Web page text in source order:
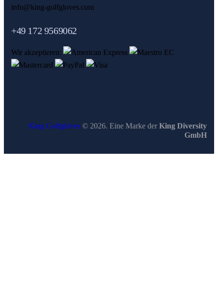
info@king-golfgloves.com
‭+49 172 9569062‬
Wir akzeptieren:
King Golfgloves © 2026. Eine Marke der King Diversity
GmbH